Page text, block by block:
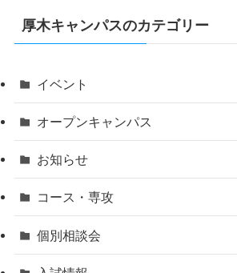
厚木キャンパスのカテゴリー
イベント
オープンキャンパス
お知らせ
コース・専攻
個別相談会